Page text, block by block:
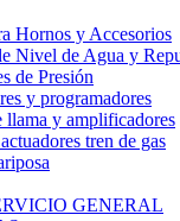
Hornos y Accesorios
Nivel de Agua y
de Presión
y programadores
llama y amplificadores
tren de gas
GENERAL